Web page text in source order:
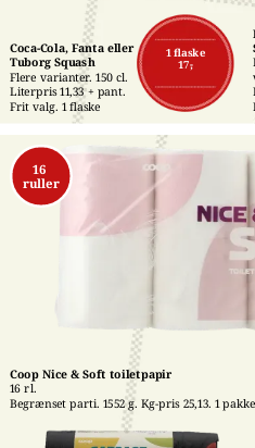
1 flaske
17,-
Coca-Cola, Fanta eller
Tuborg Squash
Flere varianter. 150 cl.
Literpris 11,33 + pant.
Frit valg. 1 flaske
16
ruller
Coop Nice & Soft toiletpapir
16 rl.
Begrænset parti. 1552 g. Kg-pris 25,13. 1